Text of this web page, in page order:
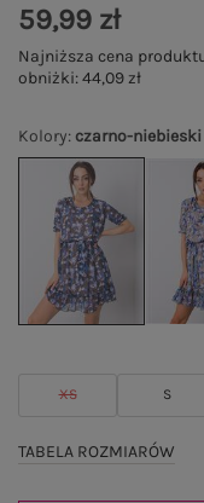
Kolory: czarno-niebieski
XS S
TABELA ROZMIARÓW
59,99 zł
Najniższa cena
obniżki:44,09 zł